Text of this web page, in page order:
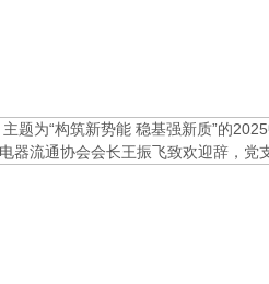
为“构筑新势能 稳基强新质”的2025
器流通协会会长王振飞致欢迎辞，党